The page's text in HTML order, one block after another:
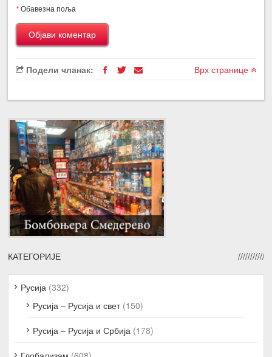
*Обавезна поља
Подели чланак: Врх странице
КАТЕГОРИЈЕ
Русија (332)
Русија – Русија и свет(150)
Русија – Русија и Србија (178)